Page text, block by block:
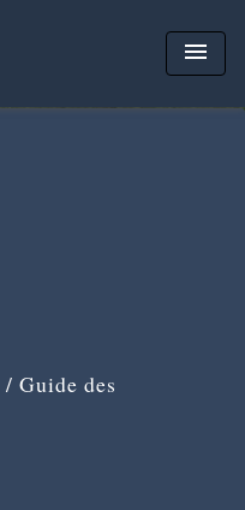
menu
/ Guide des